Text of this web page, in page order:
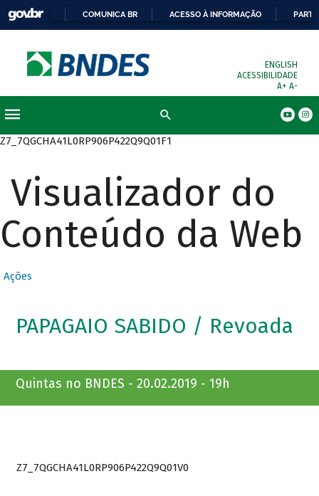
COMUNICA BR ACESSO À INFORMAÇÃO
ENGLISH
ACESSIBILIDADE
A+ A-
Z7_7QGCHA41L0RP906P422Q9Q01F1
Visualizador do
Conteúdo da Web
Ações
PAPAGAIO SABIDO / Revoada
Quintas no BNDES - 20.02.2019 - 19h
Z7_7QGCHA41L0RP906P422Q9Q01V0